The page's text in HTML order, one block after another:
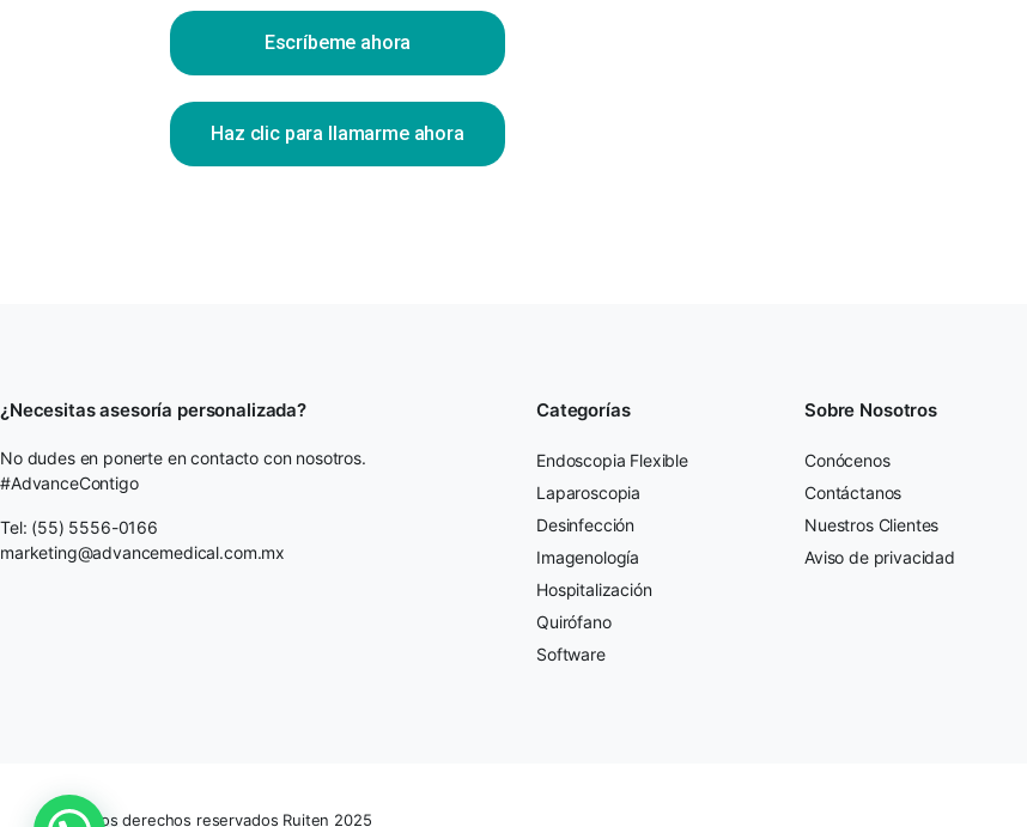
Escríbeme ahora
Haz clic para llamarme ahora
¿Necesitas asesoría personalizada?
No dudes en ponerte en contacto con nosotros.
#AdvanceContigo
Tel: (55) 5556-0166
marketing@advancemedical.com.mx
Categorías
Endoscopia Flexible
Laparoscopia
Desinfección
Imagenología
Hospitalización
Quirófano
Software
Sobre Nosotros
Conócenos
Contáctanos
Nuestros Clientes
Aviso de privacidad
Todos los derechos reservados Ruiten 2025